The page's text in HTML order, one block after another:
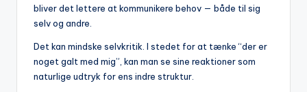
bliver det lettere at kommunikere behov — både til sig
selv og andre.
Det kan mindske selvkritik. I stedet for at tænke “der er
noget galt med mig”, kan man se sine reaktioner som
naturlige udtryk for ens indre struktur.